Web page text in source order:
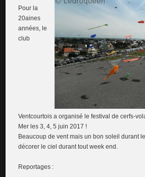
Pour la
20aines
années, le
club
Ventcourtois a organisé le festival de cerfs-
Mer les 3, 4, 5 juin 2017 !
Beaucoup de vent mais un bon soleil durant
décorer le ciel durant tout week end.
Reportages :